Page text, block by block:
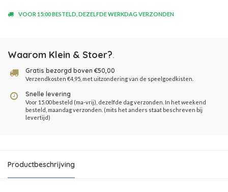
VOOR 15:00 BESTELD, DEZELFDE WERKDAG VERZONDEN
Waarom Klein & Stoer?.
Gratis bezorgd boven €50,00
Verzendkosten €4,95, met uitzondering van de speelgoedkisten.
Snelle levering
Voor 15.00 besteld (ma-vrij), dezelfde dag verzonden. In het weekend
besteld, maandag verzonden. (mits het anders staat beschreven bij
levertijd)
Productbeschrijving